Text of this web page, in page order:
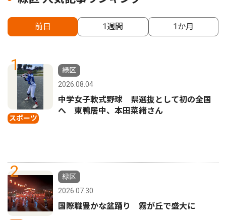
前日 1週間 1か月
1
スポーツ
緑区
2026.08.04
中学女子軟式野球 県選抜として初の全国
へ 東鴨居中、本田菜緒さん
2
緑区
2026.07.30
国際職豊かな盆踊り 霧が丘で盛大に